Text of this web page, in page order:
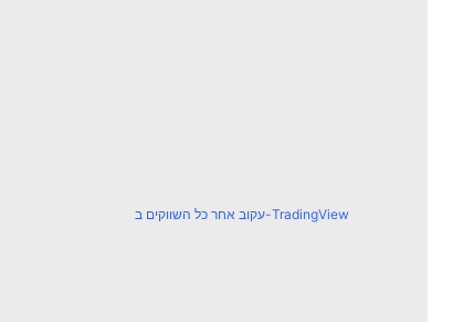
עקוב אחר כל השווקים ב-TradingView